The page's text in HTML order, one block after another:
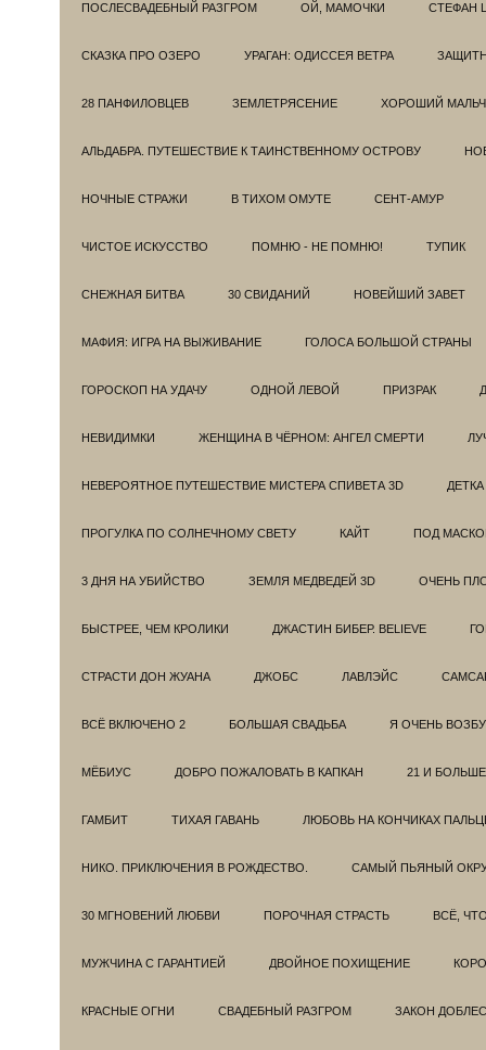
ПОСЛЕСВАДЕБНЫЙ РАЗГРОМ ОЙ, МАМОЧКИ СТЕФАН
СКАЗКА ПРО ОЗЕРО УРАГАН: ОДИССЕЯ ВЕТРА
28 ПАНФИЛОВЦЕВ ЗЕМЛЕТРЯСЕНИЕ ХОРОШИЙ
АЛЬДАБРА. ПУТЕШЕСТВИЕ К ТАИНСТВЕННОМУ ОСТРОВУ
НОЧНЫЕ СТРАЖИ В ТИХОМ ОМУТЕ СЕНТ-АМУР
ЧИСТОЕ ИСКУССТВО ПОМНЮ - НЕ ПОМНЮ! ТУПИК
СНЕЖНАЯ БИТВА 30 СВИДАНИЙ НОВЕЙШИЙ ЗАВЕТ
МАФИЯ: ИГРА НА ВЫЖИВАНИЕ ГОЛОСА БОЛЬШОЙ СТРАНЫ
ГОРОСКОП НА УДАЧУ ОДНОЙ ЛЕВОЙ ПРИЗРАК
НЕВИДИМКИ ЖЕНЩИНА В ЧЁРНОМ: АНГЕЛ СМЕРТИ
НЕВЕРОЯТНОЕ ПУТЕШЕСТВИЕ МИСТЕРА СПИВЕТА 3D ДЕТКА
ПРОГУЛКА ПО СОЛНЕЧНОМУ СВЕТУ КАЙТ ПОД
3 ДНЯ НА УБИЙСТВО ЗЕМЛЯ МЕДВЕДЕЙ 3D ОЧЕНЬ
БЫСТРЕЕ, ЧЕМ КРОЛИКИ ДЖАСТИН БИБЕР. BELIEVE
СТРАСТИ ДОН ЖУАНА ДЖОБС ЛАВЛЭЙС
ВСЁ ВКЛЮЧЕНО 2 БОЛЬШАЯ СВАДЬБА Я ОЧЕНЬ
МЁБИУС ДОБРО ПОЖАЛОВАТЬ В КАПКАН 21 И БОЛЬШЕ
ГАМБИТ ТИХАЯ ГАВАНЬ ЛЮБОВЬ НА КОНЧИКАХ
НИКО. ПРИКЛЮЧЕНИЯ В РОЖДЕСТВО. САМЫЙ ПЬЯНЫЙ
30 МГНОВЕНИЙ ЛЮБВИ ПОРОЧНАЯ СТРАСТЬ ВСЁ,
МУЖЧИНА С ГАРАНТИЕЙ ДВОЙНОЕ ПОХИЩЕНИЕ
КРАСНЫЕ ОГНИ СВАДЕБНЫЙ РАЗГРОМ ЗАКОН